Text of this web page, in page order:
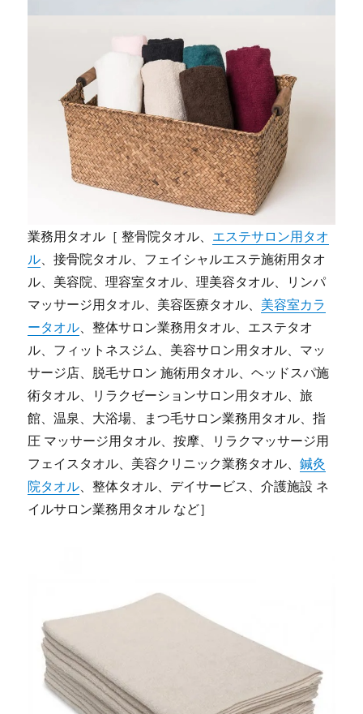
業務用タオル［ 整骨院タオル、 エステサロン用タオ
ル 、接骨院タオル、フェイシャルエステ施術用タオ
ル、美容院、理容室タオル、理美容タオル、リンパ
マッサージ用タオル、美容医療タオル、 美容室カラ
ータオル 、整体サロン業務用タオル、エステタオ
ル、フィットネスジム、美容サロン用タオル、マッ
サージ店、脱毛サロン 施術用タオル、ヘッドスパ施
術タオル、リラクゼーションサロン用タオル、旅
館、温泉、大浴場、まつ毛サロン業務用タオル、指
圧 マッサージ用タオル、按摩、リラクマッサージ用
フェイスタオル、美容クリニック業務タオル、鍼灸
院タオル 、整体タオル、デイサービス、介護施設 ネ
イルサロン業務用タオル など］